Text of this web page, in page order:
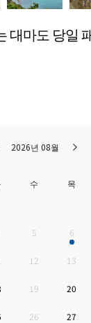
대마도 당일
2026년 08월
수 목
5 6
12 13
19 20
26 27